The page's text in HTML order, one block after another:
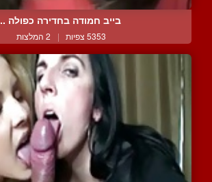
בייב חמודה בחדירה כפולה
5353 צפיות | 2 המלצות